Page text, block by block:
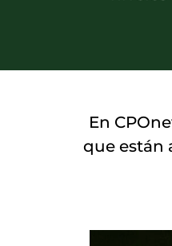
En
que están